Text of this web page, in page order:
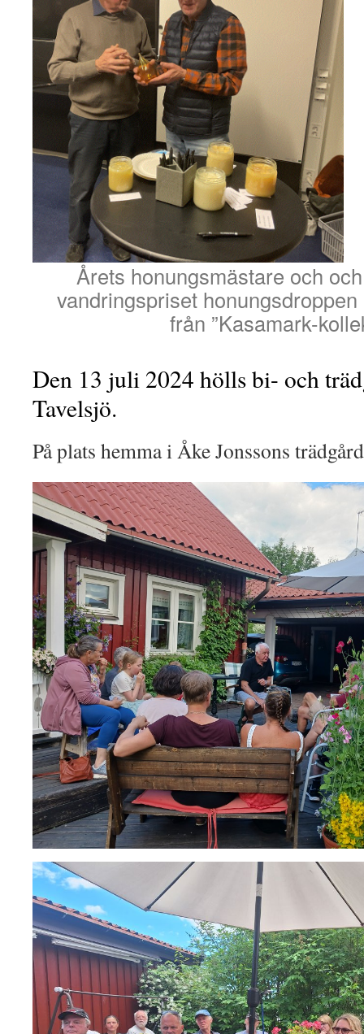
Årets honungsmästare och
vandringspriset
från ”Kasamark-
Den 13 juli 2024 hölls bi- och
Tavelsjö.
På plats hemma i Åke Jonssons